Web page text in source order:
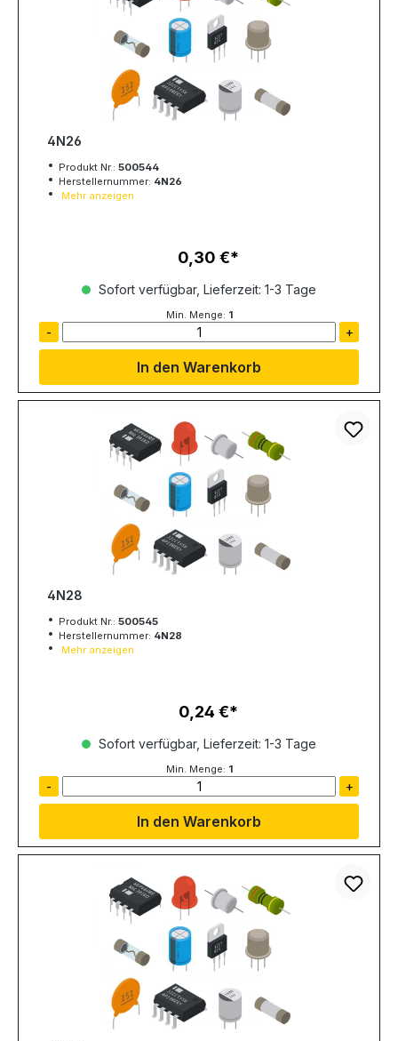
4N26
Produkt Nr.: 500544
Herstellernummer: 4N26
Mehr anzeigen
Regulärer Preis:
0,30 €
Sofort verfügbar, Lieferzeit: 1-3 Tage
Min. Menge: 1
- +
In den Warenkorb
4N28
Produkt Nr.: 500545
Herstellernummer: 4N28
Mehr anzeigen
Regulärer Preis:
0,24 €
Sofort verfügbar, Lieferzeit: 1-3 Tage
Min. Menge: 1
- +
In den Warenkorb